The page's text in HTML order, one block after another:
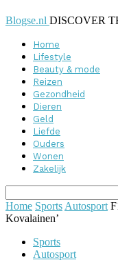
Blogse.nl DISCOVER
Home
Lifestyle
Beauty & mode
Reizen
Gezondheid
Dieren
Geld
Liefde
Ouders
Wonen
Zakelijk
Home Sports Autosport
Kovalainen’
Sports
Autosport